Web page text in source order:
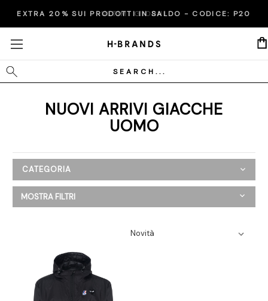
EXTRA 20% SUI PRODOTTI IN SALDO - CODICE: P20
ULTIMI GIORNI
Cerca
NUOVI ARRIVI GIACCHE
UOMO
CATEGORIA
Nuovi Arrivi
Felpe
Giacche
MOSTRA FILTRI